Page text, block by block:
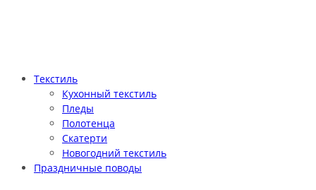
Текстиль
Кухонный текстиль
Пледы
Полотенца
Скатерти
Новогодний текстиль
Праздничные поводы